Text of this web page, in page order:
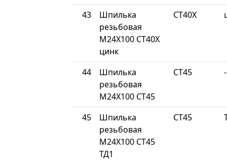
43
Шпилька
резьбовая
М24Х100 СТ40Х
цинк
СТ40Х
44
Шпилька
резьбовая
М24Х100 СТ45
СТ45 -
45
Шпилька
резьбовая
М24Х100 СТ45
ТД1
СТ45